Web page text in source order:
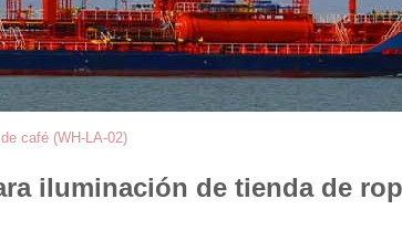
café (WH-LA-02)
iluminación de tienda de